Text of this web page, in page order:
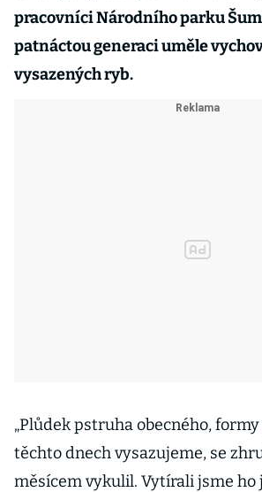
pracovníci Národního parku
patnáctou generaci uměle
vysazených ryb.
„Plůdek pstruha obecného,
těchto dnech vysazujeme, se
měsícem vykulil. Vytírali jsme ho